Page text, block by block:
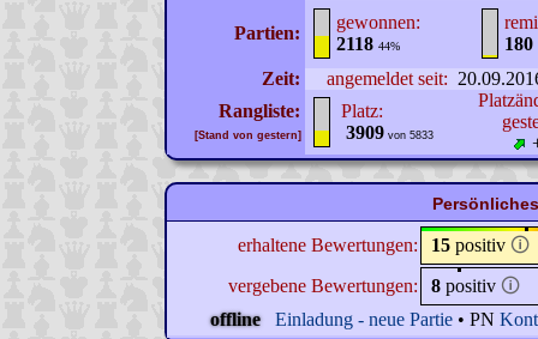
Partien:
gewonnen:
2118 44%
180
Zeit:
angemeldet seit:
Rangliste:
[Stand von gestern]
Platz:
3909 von 5833
erhaltene Bewertungen: 15 positiv 🛈
vergebene Bewertungen:
8 positiv 🛈
offline
Einladung - neue Partie • PN